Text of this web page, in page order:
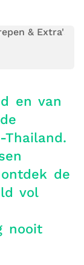
& Extra's
en van
de
vol
nooit